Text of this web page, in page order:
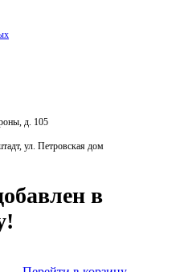
д. 105
ул. Петровская дом
в